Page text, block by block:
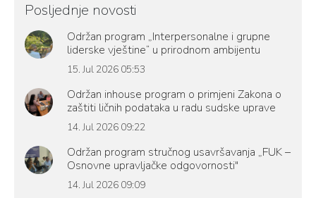
Posljednje novosti
Održan program „Interpersonalne i grupne
liderske vještine“ u prirodnom ambijentu
15. Jul 2026 05:53
Održan inhouse program o primjeni Zakona o
zaštiti ličnih podataka u radu sudske uprave
14. Jul 2026 09:22
Održan program stručnog usavršavanja „FUK –
Osnovne upravljačke odgovornosti"
14. Jul 2026 09:09